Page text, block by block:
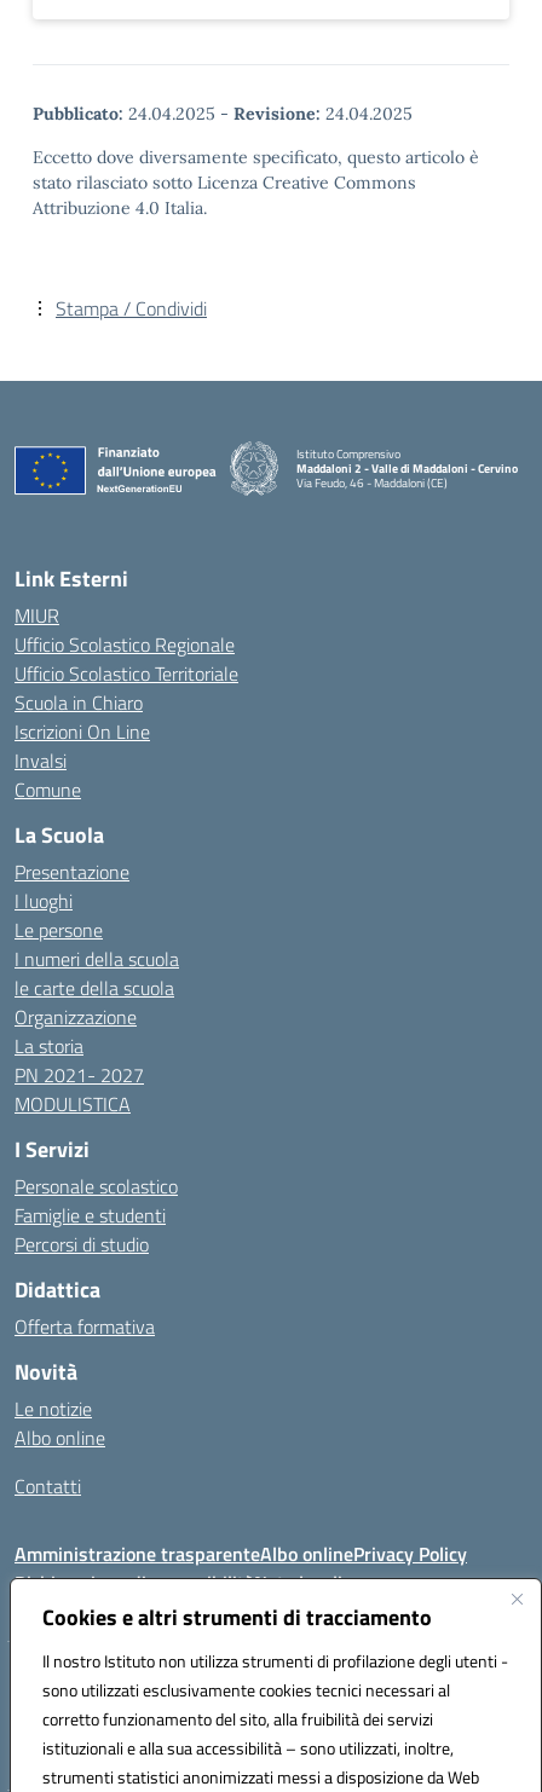
Cookies e altri strumenti di tracciamento
Il nostro Istituto non utilizza strumenti di profilazione degli utenti -
sono utilizzati esclusivamente cookies tecnici necessari al
corretto funzionamento del sito, alla fruibilità dei servizi
istituzionali e alla sua accessibilità – sono utilizzati, inoltre,
strumenti statistici anonimizzati messi a disposizione da Web
Pubblicato: 24.04.2025 - Revisione: 24.04.2025
Eccetto dove diversamente specificato, questo articolo è
stato rilasciato sotto Licenza Creative Commons
Attribuzione 4.0 Italia.
Stampa / Condividi
Istituto Comprensivo
Maddaloni 2 - Valle di Maddaloni - Cervino
Via Feudo, 46 - Maddaloni (CE)
Link Esterni
MIUR
Ufficio Scolastico Regionale
Ufficio Scolastico Territoriale
Scuola in Chiaro
Iscrizioni On Line
Invalsi
Comune
La Scuola
Presentazione
I luoghi
Le persone
I numeri della scuola
le carte della scuola
Organizzazione
La storia
PN 2021- 2027
MODULISTICA
I Servizi
Personale scolastico
Famiglie e studenti
Percorsi di studio
Didattica
Offerta formativa
Novità
Le notizie
Albo online
Contatti
Amministrazione trasparenteAlbo onlinePrivacy Policy
Dichiarazione di accessibilitàNote legali
VIA FEUDO N.46 - 81024 - Maddaloni (CE) - Tel 0823202821 - Mail:
ceic8al005@istruzione.it - PEC: ceic8al005@pec.istruzione.it
Codice meccanografico: CEIC8AL005 - Codice iPA:icmvm_0 - C.F.
80011470616 - Codice univoco fatturazione elettronica (CUF): UF7XAK